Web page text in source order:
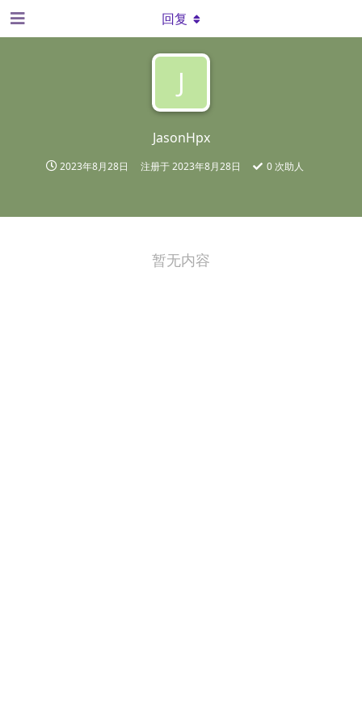
J
JasonHpx
2023年8月28日 注册于2023年8月28日 0 次助人
回复
暂无内容